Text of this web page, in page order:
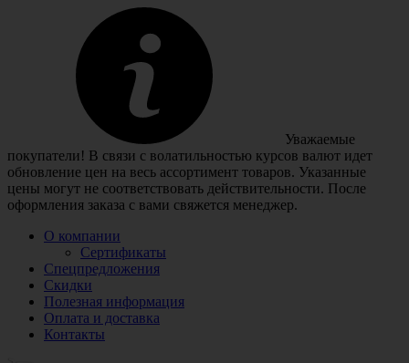
Уважаемые
покупатели! В связи с волатильностью курсов валют идет
обновление цен на весь ассортимент товаров. Указанные
цены могут не соответствовать действительности. После
оформления заказа с вами свяжется менеджер.
О компании
Сертификаты
Спецпредложения
Скидки
Полезная информация
Оплата и доставка
Контакты